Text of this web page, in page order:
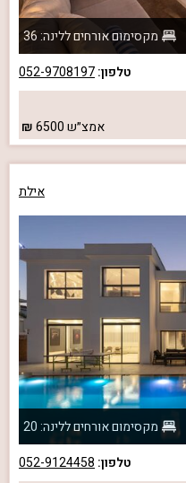
מקסימום אורחים ללינה: 36
טלפון:052-9708197
אמצ״ש6500
אילת
מקסימום אורחים ללינה: 20
טלפון: 052-9124458